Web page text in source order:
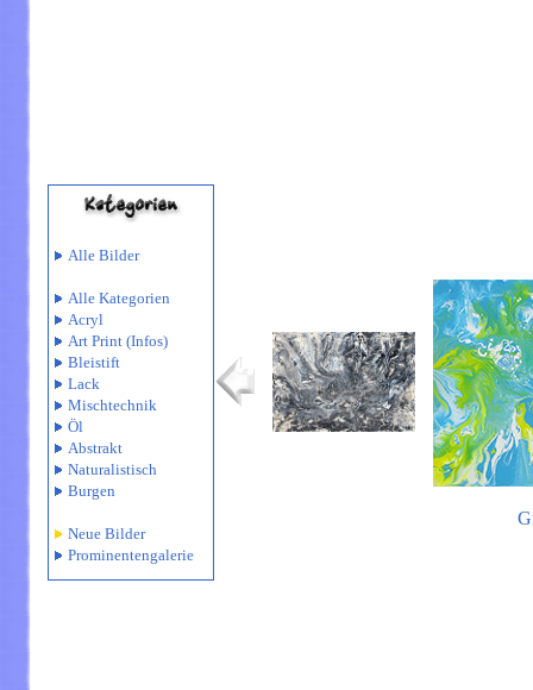
Alle Bilder
Alle Kategorien
Acryl
Art Print (Infos)
Bleistift
Lack
Mischtechnik
Öl
Abstrakt
Naturalistisch
Burgen
Neue Bilder
Prominentengalerie